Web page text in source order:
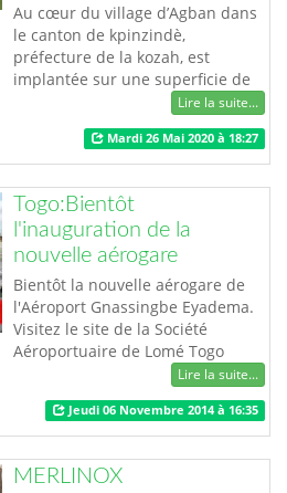
Au cœur du village d’Agban dans
le canton de kpinzindè,
préfecture de la kozah, est
implantée sur une superficie de
10 ha, la ferme ASG-AGRI : une
ferme en production biologique
depuis 2010. Appartenant à M.
GNASSINGBE Sandou- Assimarou,
président de la fédération
nationale des organisations des
maraîchères du Togo et vice-
président du ROPPA, l…
Lire la suite...
Mardi 26 Mai 2020 à 18:27
Togo:Bientôt
l'inauguration de la
nouvelle aérogare
Bientôt la nouvelle aérogare de
l'Aéroport Gnassingbe Eyadema.
Visitez le site de la Société
Aéroportuaire de Lomé Togo
Lire la suite...
Jeudi 06 Novembre 2014 à 16:35
MERLINOX